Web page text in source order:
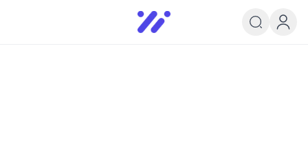
Infoedu
Ta&#039;lim xabarlari va